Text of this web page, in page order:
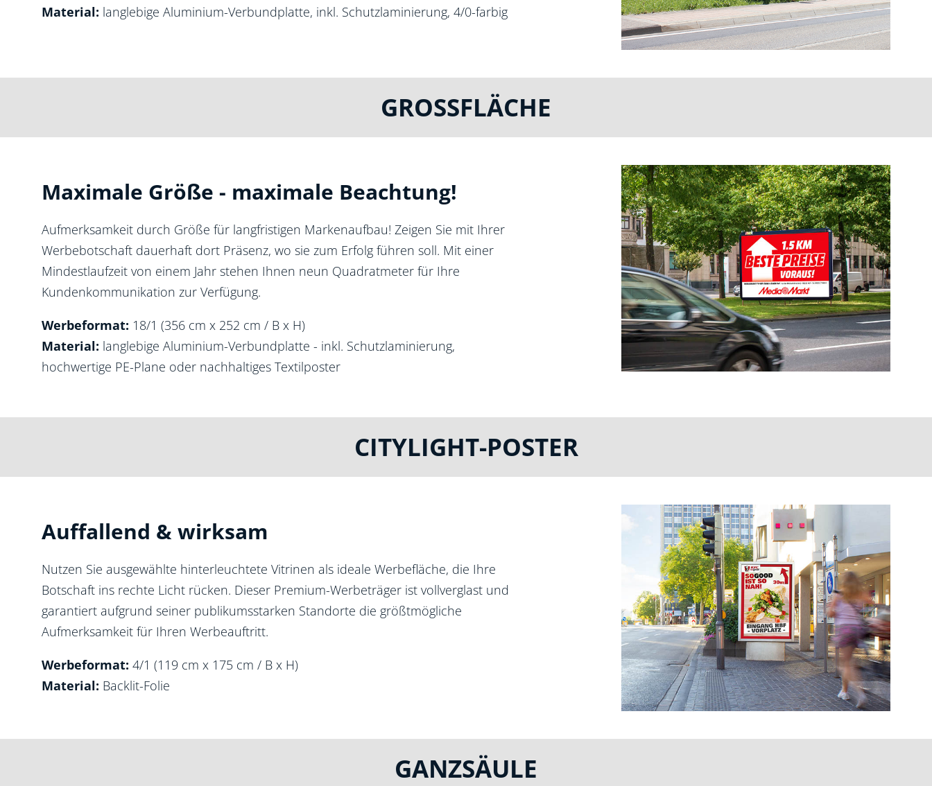
Material: langlebige Aluminium-Verbundplatte, inkl. Schutzlaminierung, 4/0-farbig
GROSSFLÄCHE
Maximale Größe - maximale Beachtung!
Aufmerksamkeit durch Größe für langfristigen Markenaufbau! Zeigen Sie mit Ihrer
Werbebotschaft dauerhaft dort Präsenz, wo sie zum Erfolg führen soll. Mit einer
Mindestlaufzeit von einem Jahr stehen Ihnen neun Quadratmeter für Ihre
Kundenkommunikation zur Verfügung.
Werbeformat: 18/1 (356 cm x 252 cm / B x H)
Material: langlebige Aluminium-Verbundplatte - inkl. Schutzlaminierung,
hochwertige PE-Plane oder nachhaltiges Textilposter
CITYLIGHT-POSTER
Auffallend & wirksam
Nutzen Sie ausgewählte hinterleuchtete Vitrinen als ideale Werbefläche, die Ihre
Botschaft ins rechte Licht rücken. Dieser Premium-Werbeträger ist vollverglast und
garantiert aufgrund seiner publikumsstarken Standorte die größtmögliche
Aufmerksamkeit für Ihren Werbeauftritt.
Werbeformat: 4/1 (119 cm x 175 cm / B x H)
Material: Backlit-Folie
GANZSÄULE